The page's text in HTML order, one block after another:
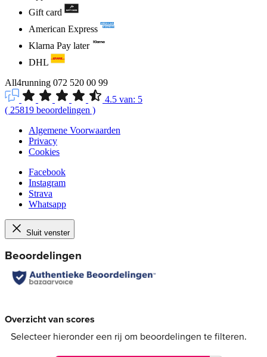
Gift card
American Express
Klarna Pay later
DHL
All4running 072 520 00 99
4.5 van: 5
( 25819 beoordelingen )
Algemene Voorwaarden
Privacy
Cookies
Facebook
Instagram
Strava
Whatsapp
Sluit venster